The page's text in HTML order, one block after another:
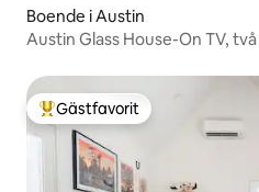
Boende i Austin
Austin Glass House-On TV,
Populär gästfavorit
Gästfavorit